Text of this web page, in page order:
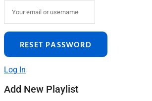
Log In
Add New Playlist